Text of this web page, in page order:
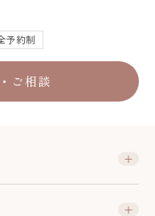
予約制
ご相談